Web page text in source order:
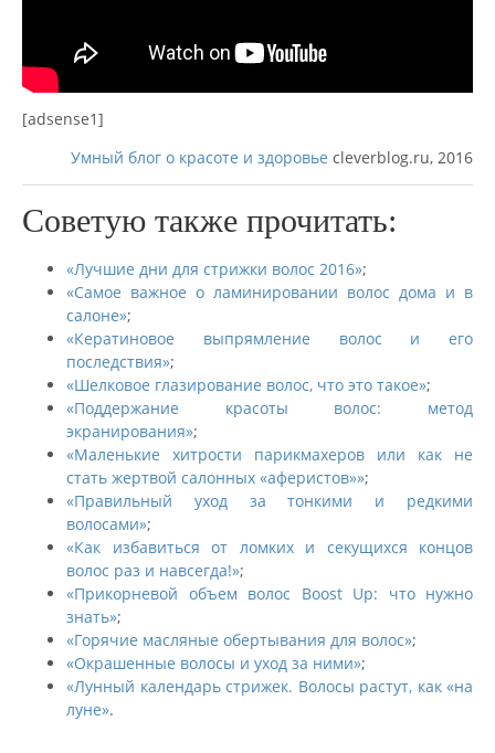
[adsense1]
Умный блог о красоте и здоровье cleverblog.ru, 2016
Советую также прочитать:
«Лучшие дни для стрижки волос 2016»;
«Самое важное о ламинировании волос дома и в
салоне»;
«Кератиновое выпрямление волос и его
последствия»;
«Шелковое глазирование волос, что это такое»;
«Поддержание красоты волос: метод
экранирования»;
«Маленькие хитрости парикмахеров или как не
стать жертвой салонных «аферистов»»;
«Правильный уход за тонкими и редкими
волосами»;
«Как избавиться от ломких и секущихся концов
волос раз и навсегда!»;
«Прикорневой объем волос Boost Up: что нужно
знать»;
«Горячие масляные обертывания для волос»;
«Окрашенные волосы и уход за ними»;
«Лунный календарь стрижек. Волосы растут, как «на
луне».